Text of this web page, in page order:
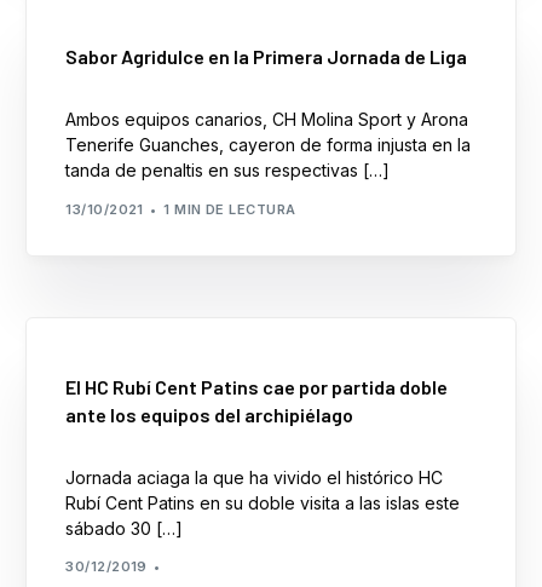
Sabor Agridulce en la Primera Jornada de Liga
Ambos equipos canarios, CH Molina Sport y Arona
Tenerife Guanches, cayeron de forma injusta en la
tanda de penaltis en sus respectivas […]
13/10/2021 1 MIN DE LECTURA
El HC Rubí Cent Patins cae por partida doble
ante los equipos del archipiélago
Jornada aciaga la que ha vivido el histórico HC
Rubí Cent Patins en su doble visita a las islas este
sábado 30 […]
30/12/2019